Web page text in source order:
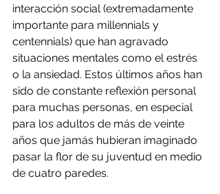
interacción social (extremadamente
importante para millennials y
centennials) que han agravado
situaciones mentales como el estrés
o la ansiedad. Estos últimos años han
sido de constante reflexión personal
para muchas personas, en especial
para los adultos de más de veinte
años que jamás hubieran imaginado
pasar la flor de su juventud en medio
de cuatro paredes.